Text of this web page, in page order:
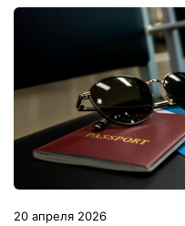
20 апреля 2026